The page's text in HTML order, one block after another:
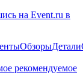
на Event.ru в
ОбзорыДетали
рекомендуемое